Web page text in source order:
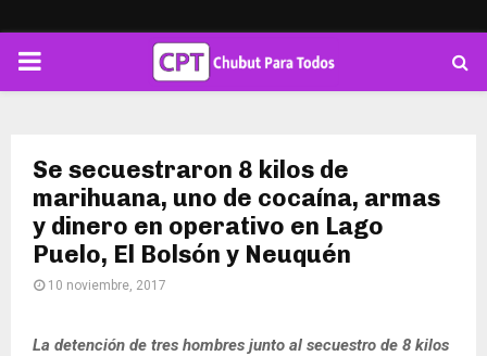
PRIMARY
Se secuestraron 8 kilos de
marihuana, uno de cocaína, armas
y dinero en operativo en Lago
Puelo, El Bolsón y Neuquén
10 noviembre, 2017
La detención de tres hombres junto al secuestro de 8 kilos